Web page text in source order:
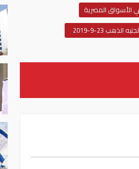
الذهب 23-9-2019